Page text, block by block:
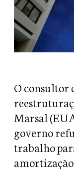
O consultor
Marsal
governo
trabalho